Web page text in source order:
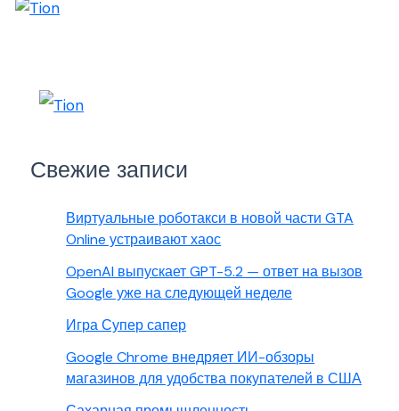
Свежие записи
Виртуальные роботакси в новой части GTA
Online устраивают хаос
OpenAI выпускает GPT-5.2 — ответ на вызов
Google уже на следующей неделе
Игра Супер сапер
Google Chrome внедряет ИИ-обзоры
магазинов для удобства покупателей в США